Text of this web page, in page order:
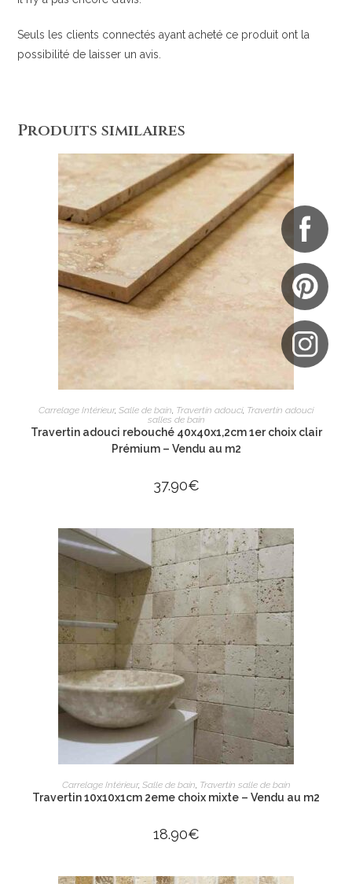
Seuls les clients connectés ayant acheté ce produit ont la
possibilité de laisser un avis.
Produits similaires
AJOUTER AU PANIER
Carrelage Intérieur, Salle de bain, Travertin adouci, Travertin adouci
salles de bain
Travertin adouci rebouché 40x40x1,2cm 1er choix clair
Prémium – Vendu au m2
37.90€
AJOUTER AU PANIER
Carrelage Intérieur, Salle de bain Travertin salle de bain
Travertin 10x10x1cm 2eme choix mixte – Vendu au m2
18.90€